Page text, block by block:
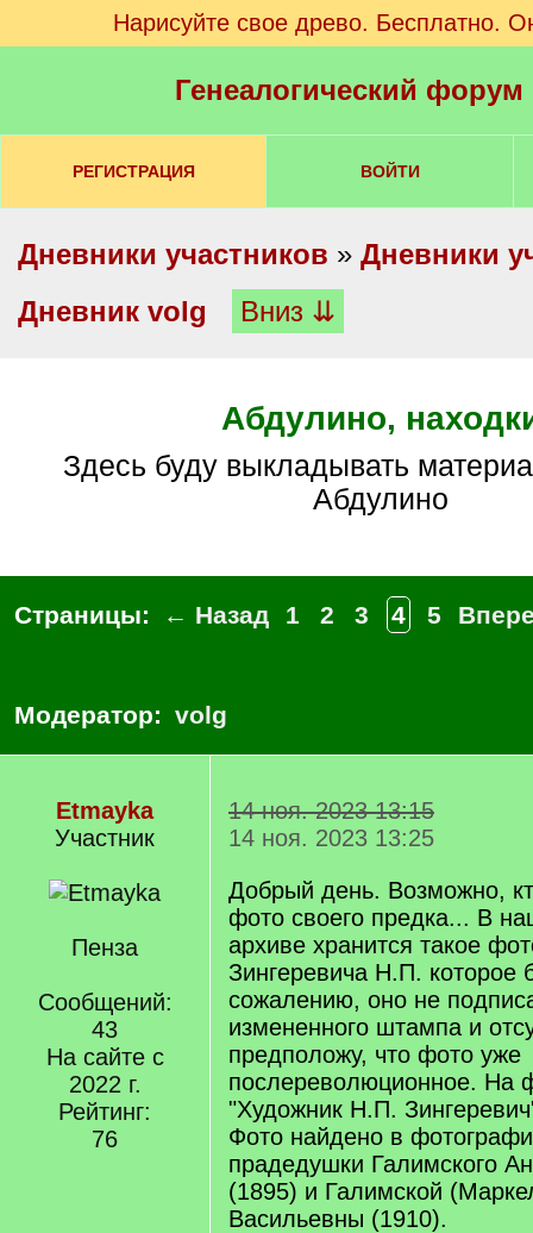
Нарисуйте свое древо. Бесплатно.
Генеалогический
РЕГИСТРАЦИЯ ВОЙТИ
Дневники участников » Дневники
Дневник volg
Вниз ⇊
Абдулино,
Здесь буду выкладывать материалы о городе
Абдулино
Страницы: ← Назад 1 2 3 4 5
Модератор: volg
Etmayka
Участник
Пенза
Сообщений:
43
На сайте с
2022 г.
Рейтинг:
76
14 ноя. 2023 13:15
14 ноя. 2023 13:25
Добрый день. Возможно,
фото своего предка... В
архиве хранится такое
Зингеревича Н.П. которое
сожалению, оно не
измененного штампа и
предположу, что фото уже
послереволюционное. На
"Художник Н.П.
Фото найдено в
прадедушки Галимского
(1895) и Галимской
Васильевны (1910).